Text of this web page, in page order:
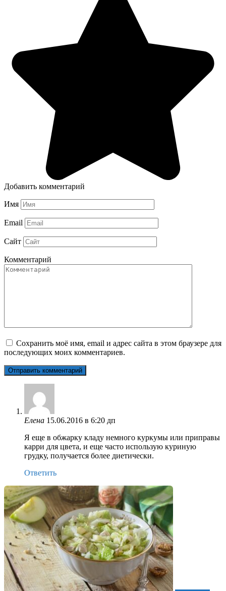
Добавить комментарий
Имя
Email
Сайт
Комментарий
Сохранить моё имя, email и адрес сайта в этом браузере для
последующих моих комментариев.
Елена 15.06.2016 в 6:20 дп
Я еще в обжарку кладу немного куркумы или приправы
карри для цвета, и еще часто использую куриную
грудку, получается более диетически.
Ответить